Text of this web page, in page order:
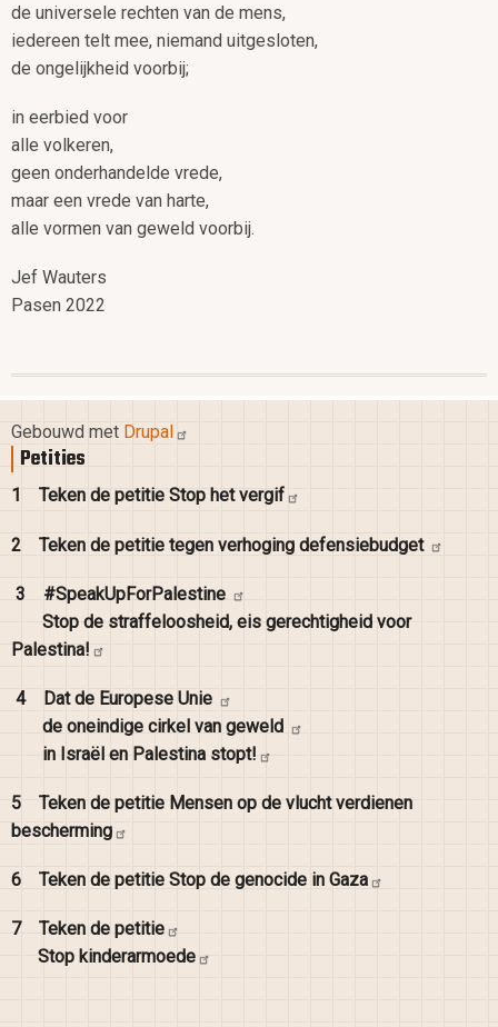
de universele rechten van de mens,
iedereen telt mee, niemand uitgesloten,
de ongelijkheid voorbij;
in eerbied voor
alle volkeren,
geen onderhandelde vrede,
maar een vrede van harte,
alle vormen van geweld voorbij.
Jef Wauters
Pasen 2022
Gebouwd met Drupal
Petities
1 Teken de petitie Stop hetvergif
2 Teken de petitie tegen verhoging defensiebudget
3
#SpeakUpForPalestine
Stop de straffeloosheid, eis gerechtigheid voor
Palestina!
4 Dat de Europese Unie
de oneindige cirkel van geweld
in Israël en Palestina stopt!
5 Teken de petitie Mensen op de vlucht verdienen
bescherming
6 Teken de petitie Stop de genocide in Gaza
7 Teken de petitie
Stop kinderarmoede